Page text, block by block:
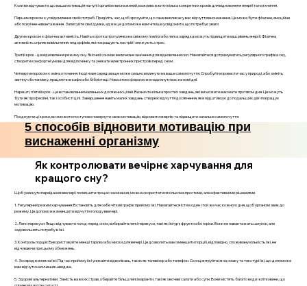
Коли ви відчуваєте, що ваша мотивація на нулі і організм виснажений, важливо вжити кілька конкретних кроків для відновлення енергії та натхнення.
Першим кроком є усвідомлення своїх потреб. Приділіть час, щоб зрозуміти, що саме викликає у вас відчуття виснаження. Це може бути фізичне, емоційне
або психічне навантаження. Записуйте свої думки, адже це допоможе вам чіткіше усвідомити, що потребує уваги.
Другим кроком є фізична активність. Навіть коротка прогулянка на свіжому повітрі або легка зарядка можуть підвищити ваш рівень енергії. Фізична
активність сприяє вивільненню ендорфінів, які покращують настрій і знижують стрес.
Третій крок - це відновлення режиму сну. Якісний сон має величезне значення для відновлення сил. Намагайтеся дотримуватись регулярного графіка сну,
створити комфортні умови для відпочинку та уникати електронних пристроїв перед сном.
Четвертим кроком є зміна оточення. Іноді нове середовище може сильно вплинути на ваше самопочуття. Спробуйте провести час у природі, або змініть
звичну обстановку, працюючи в кафе або бібліотеці. Нова атмосфера може надихнути вас на нові ідеї.
Нарешті, п’ятий крок - це встановлення маленьких досяжних цілей. Визначте кілька простих завдань, які ви можете виконати протягом дня. Це можуть
бути як професійні, так і особисті цілі. Завершення навіть малих завдань створює відчуття досягнення, яке підштовхує до подальших дій і покращує
мотивацію.
Поєднуючи ці кроки, ви зможете поступово повернути свою мотивацію, відновити енергію та підвищити загальне самопочуття.
5 способів відновити мотивацію при
виснаженні організму
Як контролювати вечірнє харчування для
кращого сну?
Щоб уникнути переїдання ввечері і полегшити процес засинання, можна скористатися кількома простими, але ефективними рішеннями.
1. Регулярний режим харчування: Встановіть для себе чіткий графік прийому їжі. Намагайтеся їсти в один і той же час кожного дня, щоб організм звик до
режиму. Це допоможе зменшити відчуття голоду ввечері.
2. Легкі перекуси: Якщо відчуваєте голод перед сном, вибирайте легкі перекуси, такі як йогурт, фрукти або горіхи. Вони не навантажать шлунок, але
задовольнять потребу в їжі.
3. Контроль порцій: Використовуйте менші тарілки або миски для вечері. Це дозволить вам зменшити порції і, відповідно, споживану кількість їжі, не
відчуваючи при цьому обмежень.
4. Зосередження на їжі: Під час прийому їжі уникайте відволікань, таких як телевізор або телефон. Сконцентруйтеся на смаку та текстурі їжі, що допоможе
вам відчути насичення швидше.
5. Здорові альтернативи: Замість важких страв, обирайте більш легкі варіанти, такі як овочеві салати або супи. Вони містять багато води і клітковини, що
сприяє відчуттю ситості.